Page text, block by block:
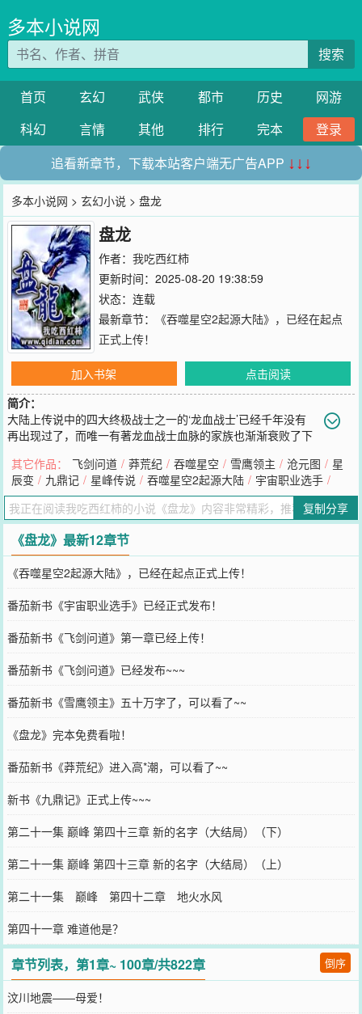
多本小说网
搜索
首页 玄幻 武侠 都市 历史
网游
科幻
言情 其他 排行 完本
登录
追看新章节，下载本站客户端无广告APP ↓↓↓
多本小说网 >玄幻小说 > 盘龙
盘龙
作者： 我吃西红柿
更新时间：2025-08-20 19:38:59
状态：连载
最新章节：
《吞噬星空2起源大陆》，已经在起点
正式上传！
加入书架
点击阅读
简介：
大陆上传说中的四大终极战士之一的‘龙血战士’已经千年没有
再出现过了，而唯一有著龙血战士血脉的家族也渐渐衰败了下
八岁的小林雷在踏入已经布满灰尘的祖屋当中的时候，却无意当中得
到一枚看似极为普通的戒指——盘龙戒指！<spanclass="hottext">本
书公告：</span>这是作者我吃西红柿发表：星峰传说、寸芒、星辰变
完结篇之後.开始最新连载第四本小说：盘龙希望大家会喜欢我吃西红
柿最新连载作品
您要是觉得《盘龙》还不错的话请不要忘记向您QQ群和微博微信里的
朋友推荐哦！
其它作品： 飞剑问道 / 莽荒纪 / 吞噬星空 / 雪鹰领主 / 沧元图 / 星
辰变 / 九鼎记 / 星峰传说 / 吞噬星空2起源大陆 / 宇宙职业选手 /
复制分享
《盘龙》最新12章节
《吞噬星空2起源大陆》，已经在起点正式上传！
番茄新书《宇宙职业选手》已经正式发布！
番茄新书《飞剑问道》第一章已经上传！
番茄新书《飞剑问道》已经发布~~~
番茄新书《雪鹰领主》五十万字了，可以看了~~
《盘龙》完本免费看啦！
番茄新书《莽荒纪》进入高*潮，可以看了~~
新书《九鼎记》正式上传~~~
第二十一集 巅峰 第四十三章 新的名字（大结局）（下）
第二十一集 巅峰 第四十三章 新的名字（大结局）（上）
第二十一集 巅峰 第四十二章 地火水风
第四十一章 难道他是？
章节列表，第1章~ 100章/共822章 倒序
汶川地震——母爱！